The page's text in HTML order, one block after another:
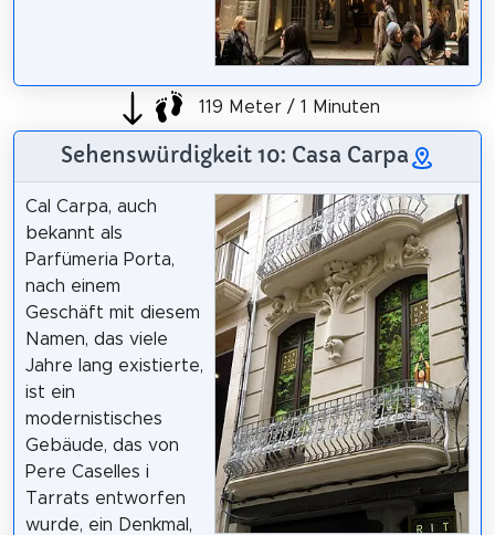
119 Meter / 1 Minuten
Sehenswürdigkeit 10: Casa Carpa
Cal Carpa, auch
bekannt als
Parfümeria Porta,
nach einem
Geschäft mit diesem
Namen, das viele
Jahre lang existierte,
ist ein
modernistisches
Gebäude, das von
Pere Caselles i
Tarrats entworfen
wurde, ein Denkmal,